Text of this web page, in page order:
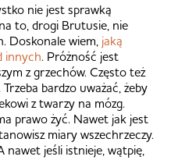
nie jest sprawką
to, drogi Brutusie, nie
Doskonale wiem, jaką
innych. Próżność jest
z grzechów. Często też
bardzo uważać, żeby
z twarzy na mózg.
prawo żyć. Nawet jak jest
miary wszechrzeczy.
nawet jeśli istnieje, wątpię,